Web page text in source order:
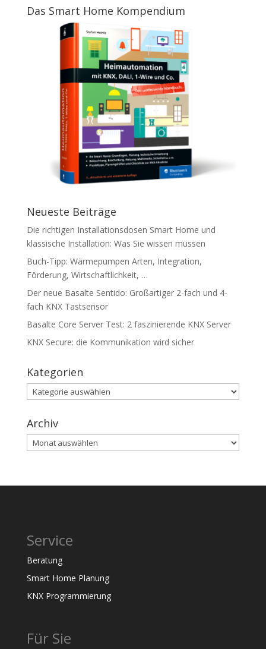
Das Smart Home Kompendium
Neueste Beiträge
Die richtigen Installationsdosen Smart Home und
klassische Installation: Was Sie wissen müssen
Buch-Tipp: Wärmepumpen Arten, Integration,
Förderung, Wirtschaftlichkeit, …
Der neue Basalte Sentido: Großartiger 2-fach und 4-
fach KNX Tastsensor
Basalte Core Server Test: 2 faszinierende KNX Server
KNX Secure: die Kommunikation wird sicher
Kategorien
Kategorien
Archiv
Archiv
Service
Beratung
Smart Home Planung
KNX Programmierung
Für Sie